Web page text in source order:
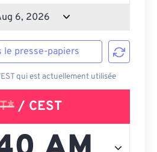
le presse-papiers
qui est actuellement utilisée
/ CEST